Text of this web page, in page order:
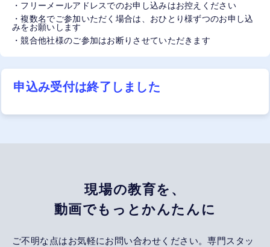
・フリーメールアドレスでのお申し込みはお控えください
・複数名でご参加いただく場合は、おひとり様ずつのお申し込
みをお願いします
・競合他社様のご参加はお断りさせていただきます
申込み受付は終了しました
現場の教育を、
動画でもっとかんたんに
ご不明な点はお気軽にお問い合わせください。専門スタッ